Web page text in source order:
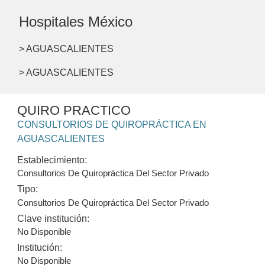
Hospitales México
> AGUASCALIENTES
> AGUASCALIENTES
QUIRO PRACTICO
CONSULTORIOS DE QUIROPRÁCTICA EN
AGUASCALIENTES
Establecimiento:
Consultorios De Quiropráctica Del Sector Privado
Tipo:
Consultorios De Quiropráctica Del Sector Privado
Clave institución:
No Disponible
Institución:
No Disponible